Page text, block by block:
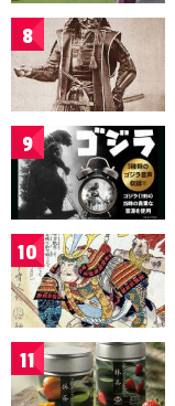
8
9
10
11